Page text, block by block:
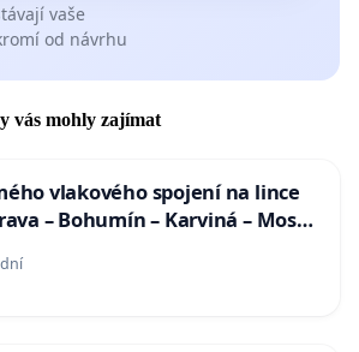
vaše
od návrhu
vás mohly zajímat
vlakového spojení na lince
– Bohumín – Karviná – Mosty